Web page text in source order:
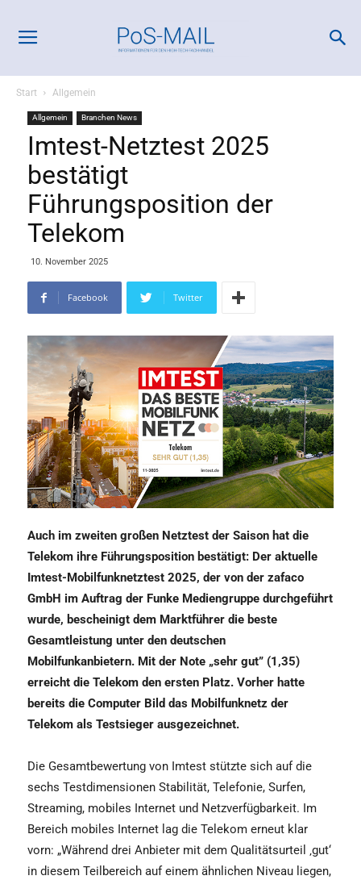
Start Allgemein
Allgemein Branchen News
Imtest-Netztest 2025
bestätigt
Führungsposition der
Telekom
10. November 2025
Facebook Twitter
Auch im zweiten großen Netztest der Saison hat die
Telekom ihre Führungsposition bestätigt: Der aktuelle
Imtest-Mobilfunknetztest 2025, der von der zafaco
GmbH im Auftrag der Funke Mediengruppe durchgeführt
wurde, bescheinigt dem Marktführer die beste
Gesamtleistung unter den deutschen
Mobilfunkanbietern. Mit der Note „sehr gut” (1,35)
erreicht die Telekom den ersten Platz. Vorher hatte
bereits die Computer Bild das Mobilfunknetz der
Telekom als Testsieger ausgezeichnet.
Die Gesamtbewertung von Imtest stützte sich auf die
sechs Testdimensionen Stabilität, Telefonie, Surfen,
Streaming, mobiles Internet und Netzverfügbarkeit. Im
Bereich mobiles Internet lag die Telekom erneut klar
vorn: „Während drei Anbieter mit dem Qualitätsurteil ‚gut‘
in diesem Teilbereich auf einem ähnlichen Niveau liegen,